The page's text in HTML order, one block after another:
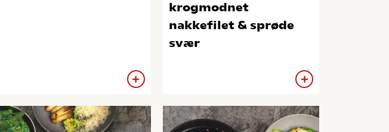
krogmodnet
nakkefilet & sprøde
svær